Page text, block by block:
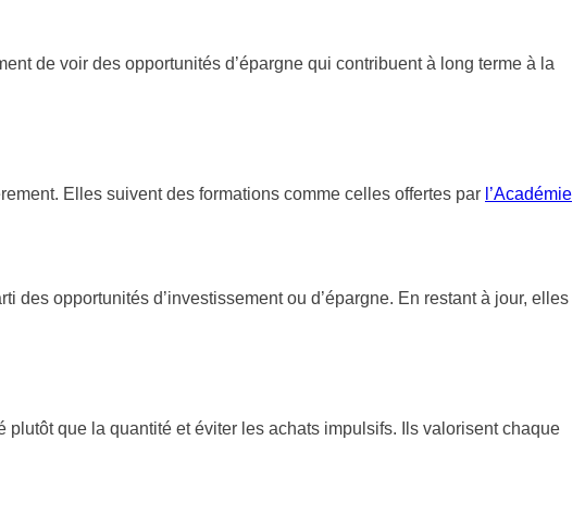
de voir des opportunités d’épargne qui contribuent à long terme à la
Elles suivent des formations comme celles offertes par l’Académie
des opportunités d’investissement ou d’épargne. En restant à jour, elles
que la quantité et éviter les achats impulsifs. Ils valorisent chaque